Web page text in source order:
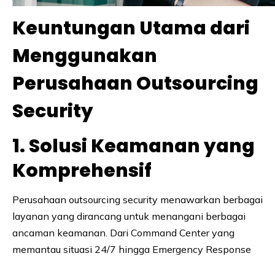
Keuntungan Utama dari
Menggunakan
Perusahaan Outsourcing
Security
1. Solusi Keamanan yang
Komprehensif
Perusahaan outsourcing security menawarkan berbagai
layanan yang dirancang untuk menangani berbagai
ancaman keamanan. Dari Command Center yang
memantau situasi 24/7 hingga Emergency Response